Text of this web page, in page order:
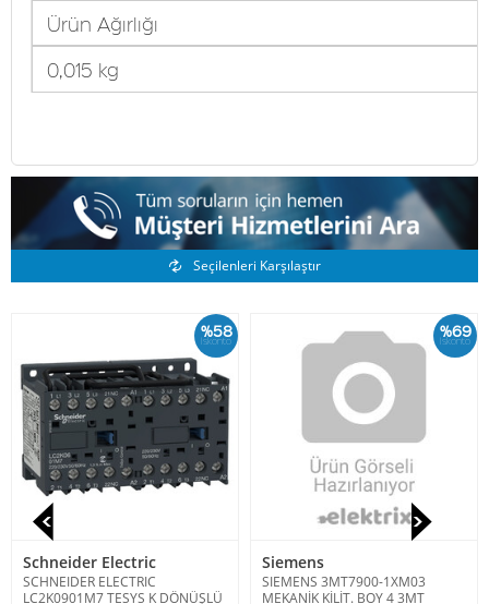
Ürün Ağırlığı
0,015 kg
Benzer Ürünler
Seçilenleri Karşılaştır
%58
İskonto
Schneider Electric
SCHNEIDER ELECTRIC
LC2K0901M7 TESYS K DÖNÜŞLÜ
%69
İskonto
Siemens
SIEMENS 3MT7900-1XM03
MEKANİK KİLİT. BOY 4 3MT